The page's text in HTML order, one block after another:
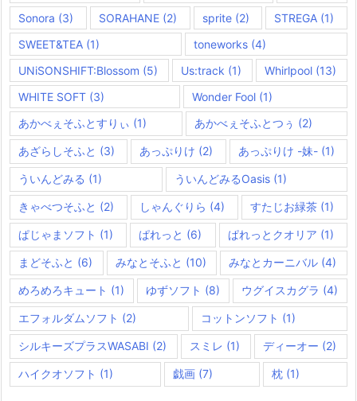
Sonora (3) SORAHANE(2) sprite(2) STREGA (1)
SWEET&TEA (1) toneworks(4)
UNiSONSHIFT:Blossom (5) Us:track (1) Whirlpool (13)
WHITE SOFT (3) Wonder Fool(1)
あかべぇそふとすりぃ (1) あかべぇそふとつぅ (2)
あざらしそふと (3) あっぷりけ (2) あっぷりけ -妹-(1)
ういんどみる (1) ういんどみるOasis (1)
きゃべつそふと (2) しゃんぐりら (4) すたじお緑茶 (1)
ぱじゃまソフト (1) ぱれっと (6) ぱれっとクオリア (1)
まどそふと (6) みなとそふと (10) みなとカーニバル (4)
めろめろキュート (1) ゆずソフト (8) ウグイスカグラ (4)
エフォルダムソフト (2) コットンソフト (1)
シルキーズプラスWASABI (2) スミレ (1) ディーオー (2)
ハイクオソフト (1) 戯画(7) 枕 (1)